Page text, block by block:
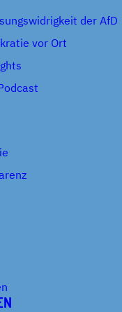
der AfD
vor Ort